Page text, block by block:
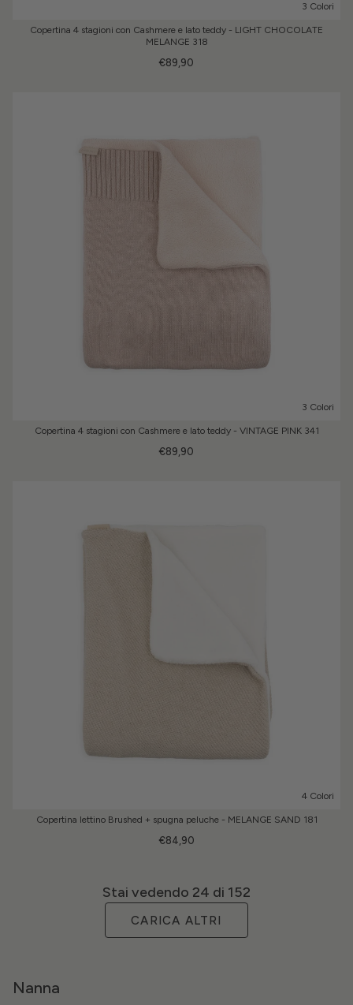
3 Colori
Copertina 4 stagioni con Cashmere e lato teddy - LIGHT CHOCOLATE
MELANGE 318
€89,90
3 Colori
Copertina 4 stagioni con Cashmere e lato teddy - VINTAGE PINK 341
€89,90
4 Colori
Copertina lettino Brushed + spugna peluche - MELANGE SAND 181
€84,90
Stai vedendo 24 di 152
CARICA ALTRI
Nanna